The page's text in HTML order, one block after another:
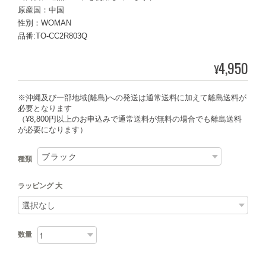
原産国：中国
性別：WOMAN
品番:TO-CC2R803Q
¥4,950
※沖縄及び一部地域(離島)への発送は通常送料に加えて離島送料が
必要となります
（¥8,800円以上のお申込みで通常送料が無料の場合でも離島送料
が必要になります）
種類
ラッピング 大
数量